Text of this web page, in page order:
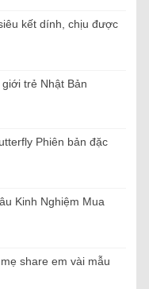
kết dính, chịu được
trẻ Nhật Bản
Phiên bản đặc
Kinh Nghiệm Mua
share em vài mẫu